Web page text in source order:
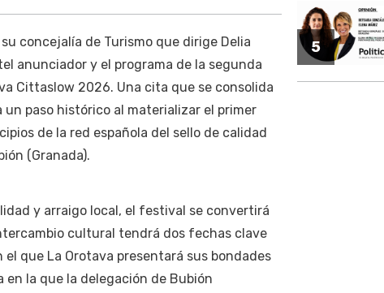
concejalía de Turismo que dirige Delia
anunciador y el programa de la segunda
Cittaslow 2026. Una cita que se consolida
paso histórico al materializar el primer
de la red española del sello de calidad
(Granada).
y arraigo local, el festival se convertirá
cultural tendrá dos fechas clave
que La Orotava presentará sus bondades
la que la delegación de Bubión
5